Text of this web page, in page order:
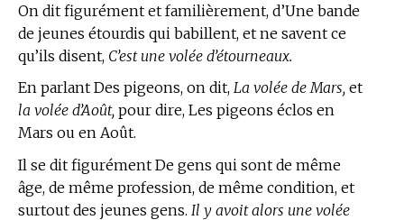
On dit figurément et familièrement, d’Une bande
de jeunes étourdis qui babillent, et ne savent ce
qu’ils disent, C’est une volée d’étourneaux.
En parlant Des pigeons, on dit, La volée de Mars, et
la volée d’Août, pour dire, Les pigeons éclos en
Mars ou en Août.
Il se dit figurément De gens qui sont de même
âge, de même profession, de même condition, et
surtout des jeunes gens. Il y avoit alors une volée